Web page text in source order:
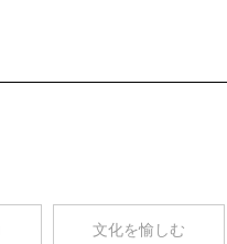
文化を愉しむ